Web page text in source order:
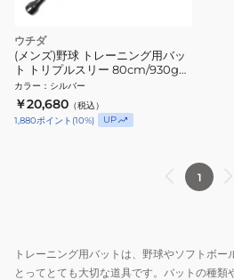
ウチダ
(メンズ)野球 トレーニング用バッ
ト トリプルスリー 80cm/930g
TR380G 自主練 練習 素振り
カラー ： シルバー
￥20,680 （税込）
1,880ポイント (10%) UP
1
トレーニング用バットは、野球やソフトボ
とってとても大切な道具です。バットの種類